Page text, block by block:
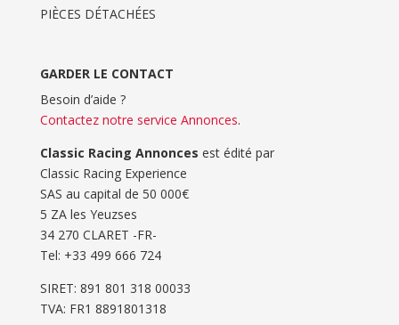
PIÈCES DÉTACHÉES
GARDER LE CONTACT
Besoin d’aide ?
Contactez notre service Annonces.
Classic Racing Annonces est édité par
Classic Racing Experience
SAS au capital de 50 000€
5 ZA les Yeuzses
34 270 CLARET -FR-
Tel: ‭+33 499 666 724‬
SIRET: 891 801 318 00033
TVA: FR1 8891801318